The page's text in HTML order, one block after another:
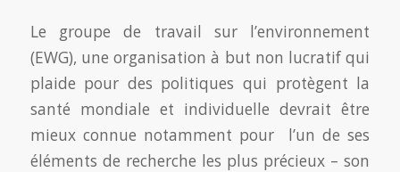
Le groupe de travail sur l’environnement
(EWG), une organisation à but non lucratif qui
plaide pour des politiques qui protègent la
santé mondiale et individuelle devrait être
mieux connue notamment pour l’un de ses
éléments de recherche les plus précieux – son